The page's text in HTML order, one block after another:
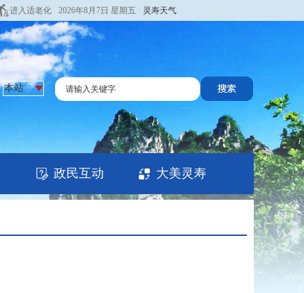
灵寿天气
进入适老化 2026年8月7日 星期五
政民互动 大美灵寿